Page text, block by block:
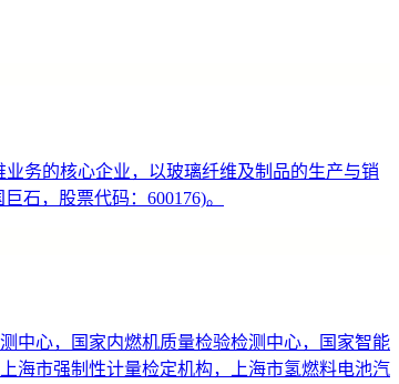
务的核心企业，以玻璃纤维及制品的生产与销
石，股票代码：600176)。
中心，国家内燃机质量检验检测中心，国家智能
海市强制性计量检定机构，上海市氢燃料电池汽